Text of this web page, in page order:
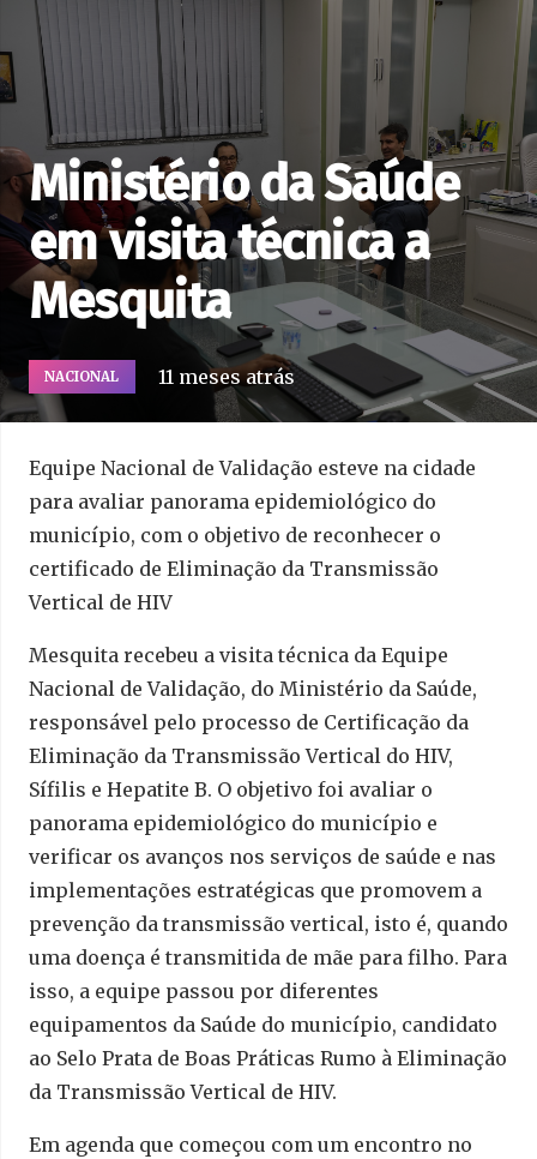
Ministério da Saúde
em visita técnica a
Mesquita
NACIONAL 11 meses atrás
Equipe Nacional de Validação esteve na cidade
para avaliar panorama epidemiológico do
município, com o objetivo de reconhecer o
certificado de Eliminação da Transmissão
Vertical de HIV
Mesquita recebeu a visita técnica da Equipe
Nacional de Validação, do Ministério da Saúde,
responsável pelo processo de Certificação da
Eliminação da Transmissão Vertical do HIV,
Sífilis e Hepatite B. O objetivo foi avaliar o
panorama epidemiológico do município e
verificar os avanços nos serviços de saúde e nas
implementações estratégicas que promovem a
prevenção da transmissão vertical, isto é, quando
uma doença é transmitida de mãe para filho. Para
isso, a equipe passou por diferentes
equipamentos da Saúde do município, candidato
ao Selo Prata de Boas Práticas Rumo à Eliminação
da Transmissão Vertical de HIV.
Em agenda que começou com um encontro no